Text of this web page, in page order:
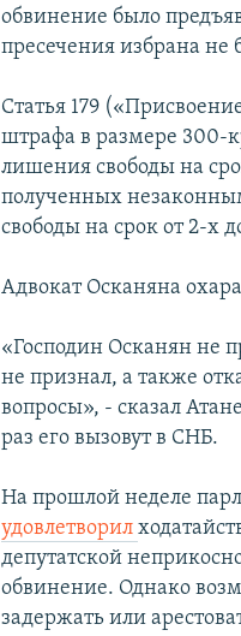
обвинение было
пресечения избрана не
Статья 179
штрафа в размере 300-
лишения свободы на
полученных
свободы на срок от 2-х
Адвокат Осканяна
«Господин Осканян не
не признал, а также
вопросы», - сказал
раз его вызовут в СНБ.
На прошлой неделе
удовлетворил
депутатской
обвинение. Однако
задержать или